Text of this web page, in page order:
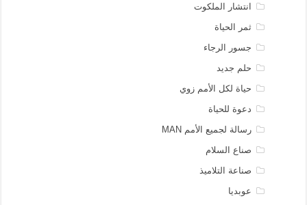
انتشار الملكوت
ثمر الحياة
جسور الرجاء
حلم جديد
حياة لكل الأمم زوي
دعوة للحياة
رسالة لجميع الأمم MAN
صناع السلام
صناعة التلاميذ
عوبديا